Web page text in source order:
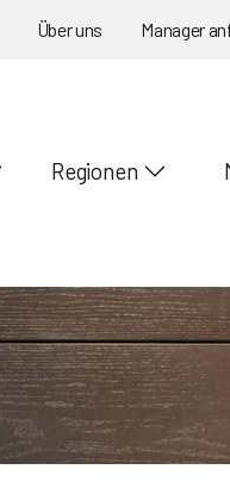
Über uns Manager
Regionen